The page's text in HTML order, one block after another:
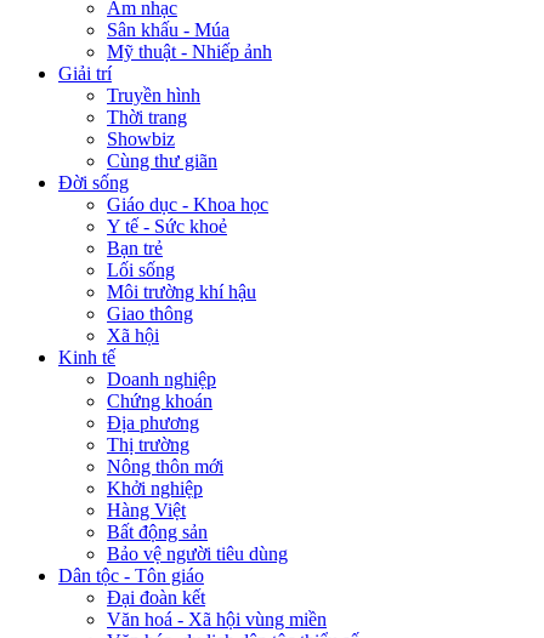
Âm nhạc
Sân khấu - Múa
Mỹ thuật - Nhiếp ảnh
Giải trí
Truyền hình
Thời trang
Showbiz
Cùng thư giãn
Đời sống
Giáo dục - Khoa học
Y tế - Sức khoẻ
Bạn trẻ
Lối sống
Môi trường khí hậu
Giao thông
Xã hội
Kinh tế
Doanh nghiệp
Chứng khoán
Địa phương
Thị trường
Nông thôn mới
Khởi nghiệp
Hàng Việt
Bất động sản
Bảo vệ người tiêu dùng
Dân tộc - Tôn giáo
Đại đoàn kết
Văn hoá - Xã hội vùng miền